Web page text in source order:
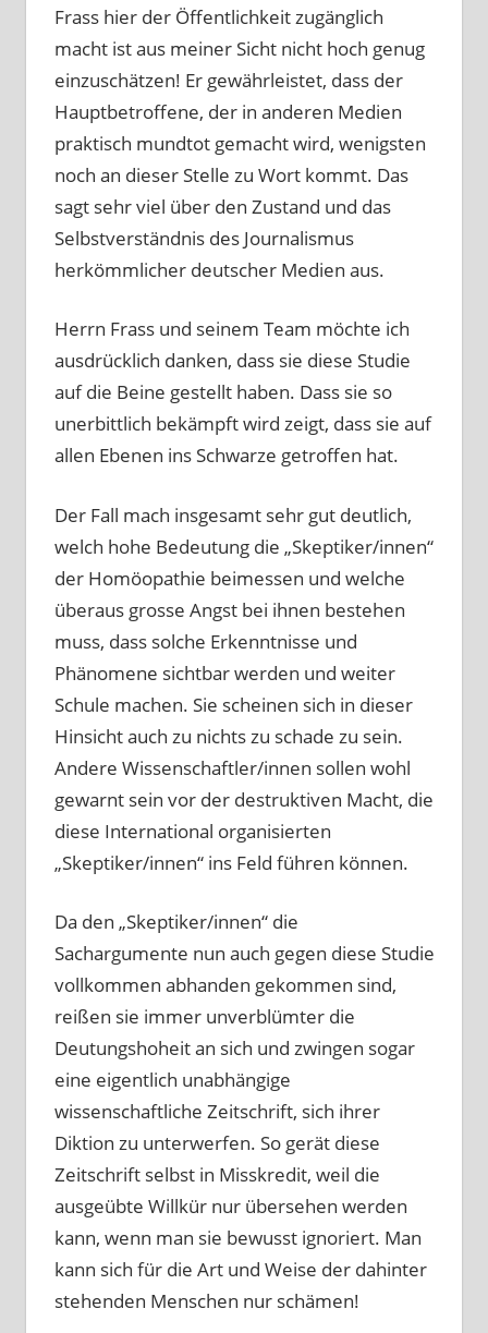
Frass hier der Öffentlichkeit zugänglich
macht ist aus meiner Sicht nicht hoch genug
einzuschätzen! Er gewährleistet, dass der
Hauptbetroffene, der in anderen Medien
praktisch mundtot gemacht wird, wenigsten
noch an dieser Stelle zu Wort kommt. Das
sagt sehr viel über den Zustand und das
Selbstverständnis des Journalismus
herkömmlicher deutscher Medien aus.
Herrn Frass und seinem Team möchte ich
ausdrücklich danken, dass sie diese Studie
auf die Beine gestellt haben. Dass sie so
unerbittlich bekämpft wird zeigt, dass sie auf
allen Ebenen ins Schwarze getroffen hat.
Der Fall mach insgesamt sehr gut deutlich,
welch hohe Bedeutung die „Skeptiker/innen“
der Homöopathie beimessen und welche
überaus grosse Angst bei ihnen bestehen
muss, dass solche Erkenntnisse und
Phänomene sichtbar werden und weiter
Schule machen. Sie scheinen sich in dieser
Hinsicht auch zu nichts zu schade zu sein.
Andere Wissenschaftler/innen sollen wohl
gewarnt sein vor der destruktiven Macht, die
diese International organisierten
„Skeptiker/innen“ ins Feld führen können.
Da den „Skeptiker/innen“ die
Sachargumente nun auch gegen diese Studie
vollkommen abhanden gekommen sind,
reißen sie immer unverblümter die
Deutungshoheit an sich und zwingen sogar
eine eigentlich unabhängige
wissenschaftliche Zeitschrift, sich ihrer
Diktion zu unterwerfen. So gerät diese
Zeitschrift selbst in Misskredit, weil die
ausgeübte Willkür nur übersehen werden
kann, wenn man sie bewusst ignoriert. Man
kann sich für die Art und Weise der dahinter
stehenden Menschen nur schämen!